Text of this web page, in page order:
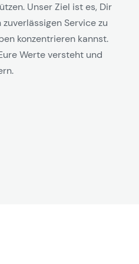
Unser Ziel ist es, Dir
Service zu
konzentrieren kannst.
Werte versteht und